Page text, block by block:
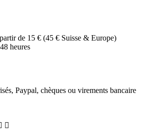
de 15 € (45 € Suisse & Europe)
heures
Paypal, chèques ou virements bancaire
